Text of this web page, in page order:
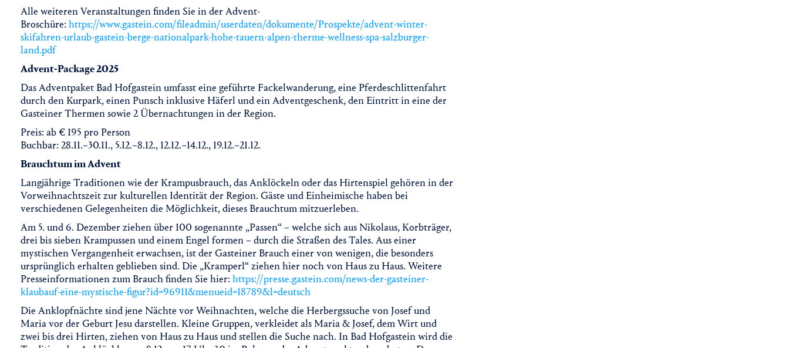
Alle weiteren Veranstaltungen finden Sie in der Advent-
Broschüre: https://www.gastein.com/fileadmin/userdaten/dokumente/Prospekte/advent-winter-
skifahren-urlaub-gastein-berge-nationalpark-hohe-tauern-alpen-therme-wellness-spa-salzburger-
land.pdf
Advent-Package 2025
Das Adventpaket Bad Hofgastein umfasst eine geführte Fackelwanderung, eine Pferdeschlittenfahrt
durch den Kurpark, einen Punsch inklusive Häferl und ein Adventgeschenk, den Eintritt in eine der
Gasteiner Thermen sowie 2 Übernachtungen in der Region.
Preis: ab € 195 pro Person
Buchbar: 28.11.–30.11., 5.12.–8.12., 12.12.–14.12., 19.12.–21.12.
Brauchtum im Advent
Langjährige Traditionen wie der Krampusbrauch, das Anklöckeln oder das Hirtenspiel gehören in der
Vorweihnachtszeit zur kulturellen Identität der Region. Gäste und Einheimische haben bei
verschiedenen Gelegenheiten die Möglichkeit, dieses Brauchtum mitzuerleben.
Am 5. und 6. Dezember ziehen über 100 sogenannte „Passen“ – welche sich aus Nikolaus, Korbträger,
drei bis sieben Krampussen und einem Engel formen – durch die Straßen des Tales. Aus einer
mystischen Vergangenheit erwachsen, ist der Gasteiner Brauch einer von wenigen, die besonders
ursprünglich erhalten geblieben sind. Die „Kramperl“ ziehen hier noch von Haus zu Haus. Weitere
Presseinformationen zum Brauch finden Sie hier: https://presse.gastein.com/news-der-gasteiner-
klaubauf-eine-mystische-figur?id=96911&menueid=18789&l=deutsch
Die Anklopfnächte sind jene Nächte vor Weihnachten, welche die Herbergssuche von Josef und
Maria vor der Geburt Jesu darstellen. Kleine Gruppen, verkleidet als Maria & Josef, dem Wirt und
zwei bis drei Hirten, ziehen von Haus zu Haus und stellen die Suche nach. In Bad Hofgastein wird die